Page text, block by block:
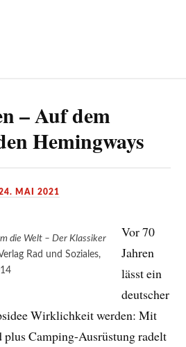
– Auf dem
Hemingways
MAI 2021
die Welt – Der Klassiker
Rad und Soziales,
Vor 70
Jahren
lässt ein
deutscher
Wirklichkeit werden: Mit
plus Camping-Ausrüstung radelt